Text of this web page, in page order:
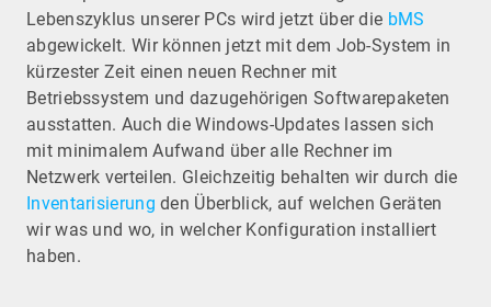
Lebenszyklus unserer PCs wird jetzt über die bMS
abgewickelt. Wir können jetzt mit dem Job-System in
kürzester Zeit einen neuen Rechner mit
Betriebssystem und dazugehörigen Softwarepaketen
ausstatten. Auch die Windows-Updates lassen sich
mit minimalem Aufwand über alle Rechner im
Netzwerk verteilen. Gleichzeitig behalten wir durch die
Inventarisierung den Überblick, auf welchen Geräten
wir was und wo, in welcher Konfiguration installiert
haben.